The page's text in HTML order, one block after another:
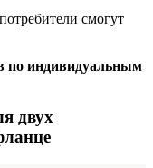
смогут
по индивидуальным
двух